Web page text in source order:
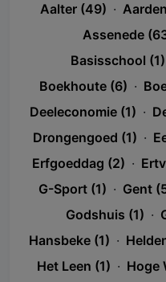
Aalter (49) ·
Assenede
Basisschool (1)
Boekhoute (6) ·
Deeleconomie (1) ·
Drongengoed (1) ·
Erfgoeddag (2) ·
G-Sport (1) · Gent
Godshuis (1) ·
Hansbeke (1) ·
Het Leen (1) · Hoge